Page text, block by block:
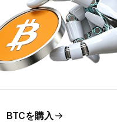
BTCを購入